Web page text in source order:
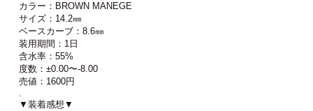
カラー：BROWN MANEGE
サイズ：14.2㎜
ベースカーブ：8.6㎜
装用期間：1日
含水率：55%
度数：±0.00〜-8.00
売値：1600円
.
▼装着感想▼